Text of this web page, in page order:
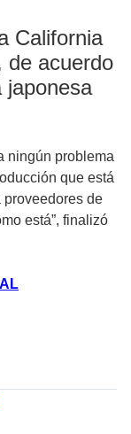
California
de acuerdo
japonesa
ningún problema
que está
proveedores de
está”, finalizó